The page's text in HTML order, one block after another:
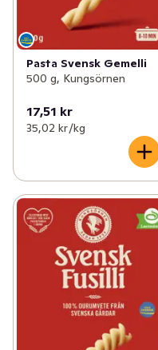
Pasta Svensk Gemelli
500 g, Kungsörnen
17,51 kr
35,02 kr /kg